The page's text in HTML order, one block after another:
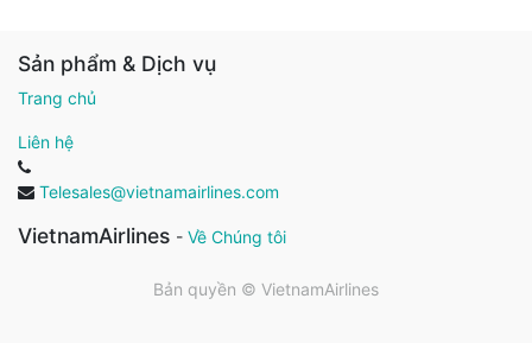
Sản phẩm & Dịch vụ
Trang chủ
Liên hệ
Telesales@vietnamairlines.com
VietnamAirlines - Về Chúng tôi
Bản quyền © VietnamAirlines